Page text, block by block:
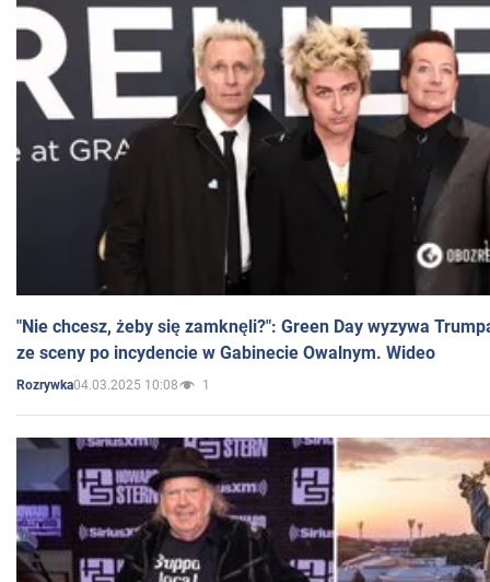
"Nie chcesz, żeby się zamknęli?": Green Day wyzywa
ze sceny po incydencie w Gabinecie Owalnym. Wideo
Rozrywka04.03.2025 10:08 1